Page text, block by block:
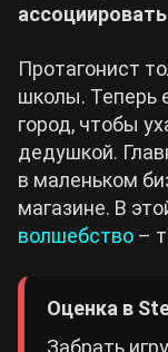
Протагонист
школы. Теперь
город, чтобы
дедушкой.
в маленьком
магазине. В
волшебство –
Оценка в